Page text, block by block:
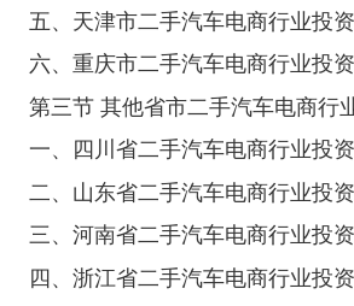
五、天津市二手汽车电商行业投
六、重庆市二手汽车电商行业投
第三节 其他省市二手汽车电商行
一、四川省二手汽车电商行业投
二、山东省二手汽车电商行业投
三、河南省二手汽车电商行业投
四、浙江省二手汽车电商行业投